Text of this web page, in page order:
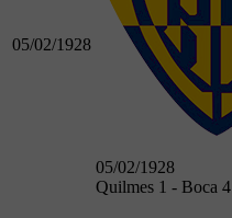
05/02/1928
05/02/1928
Quilmes 1 - Boca 4